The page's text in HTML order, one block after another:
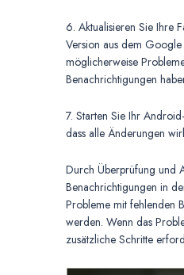
6. Aktualisieren Sie Ihre
Version aus dem
möglicherweise
Benachrichtigungen
7. Starten Sie Ihr
dass alle Änderungen
Durch Überprüfung und
Benachrichtigungen in
Probleme mit fehlenden
werden. Wenn das
zusätzliche Schritte